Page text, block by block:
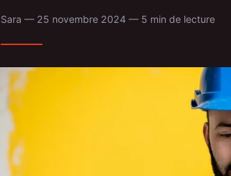
Sara — 25 novembre 2024 — 5 min de lecture